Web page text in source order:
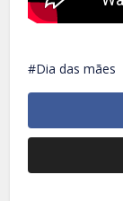
Dia das mães